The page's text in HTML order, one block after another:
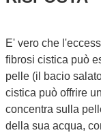
E' vero che
fibrosi cistica può
pelle (il bacio
cistica può offrire
concentra sulla
della sua acqua,